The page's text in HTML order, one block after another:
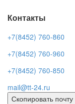
Контакты
+7(8452) 760-860
+7(8452) 760-960
+7(8452) 760-850
mail@tt-24.ru
Скопировать почту